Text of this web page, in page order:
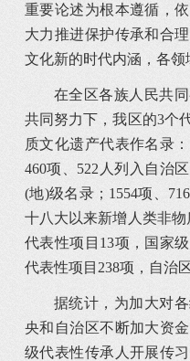
重要论述为根本遵循，
大力推进保护传承和合
文化新的时代内涵，各领
在全区各族人民共
共同努力下，我区的3个
质文化遗产代表作名录
460项、522人列入自治
(地)级名录；1554项、
十八大以来新增人类非
代表性项目13项，国家
代表性项目238项，自治
据统计，为加大对
央和自治区不断加大资
级代表性传承人开展传